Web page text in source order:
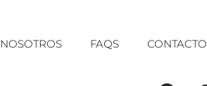
NOSOTROS FAQS CONTACTO